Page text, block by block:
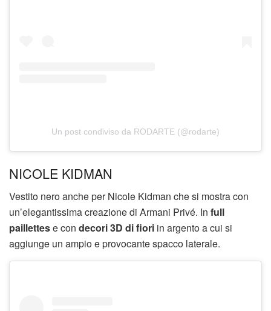
Un post condiviso da RODARTE (@rodarte)
NICOLE KIDMAN
Vestito nero anche per Nicole Kidman che si mostra con
un’elegantissima creazione di Armani Privé. In full
paillettese con decori 3D di fiori in argento a cui si
aggiunge un ampio e provocante spacco laterale.